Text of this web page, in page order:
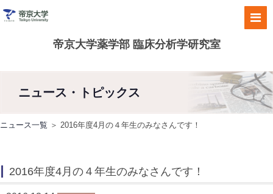
帝京大学薬学部 臨床分析学研究室
ニュース・トピックス
ニュース一覧 ＞ 2016年度4月の４年生のみなさんです！
2016年度4月の４年生のみなさんです！